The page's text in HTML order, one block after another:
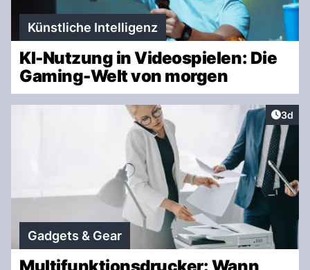
Künstliche Intelligenz
KI-Nutzung in Videospielen: Die
Gaming-Welt von morgen
3d
Gadgets & Gear